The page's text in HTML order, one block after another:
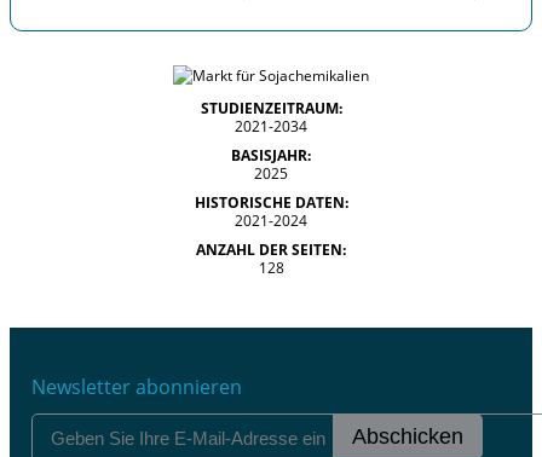
STUDIENZEITRAUM:
2021-2034
BASISJAHR:
2025
HISTORISCHE DATEN:
2021-2024
ANZAHL DER SEITEN:
128
Newsletter abonnieren
Abschicken